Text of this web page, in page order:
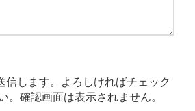
信します。よろしければチェック
。確認画面は表示されません。